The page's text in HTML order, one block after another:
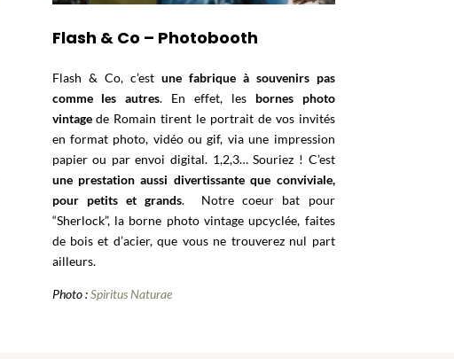
Flash & Co – Photobooth
Flash & Co, c’est une fabrique à souvenirs pas
comme les autres. En effet, les bornes photo
vintagede Romain tirent le portrait de vos invités
en format photo, vidéo ou gif, via une impression
papier ou par envoi digital. 1,2,3… Souriez ! C’est
une prestation aussi divertissante que conviviale,
pour petits et grands. Notre coeur bat pour
“Sherlock”, la borne photo vintage upcyclée, faites
de bois et d’acier, que vous ne trouverez nul part
ailleurs.
Photo :Spiritus Naturae